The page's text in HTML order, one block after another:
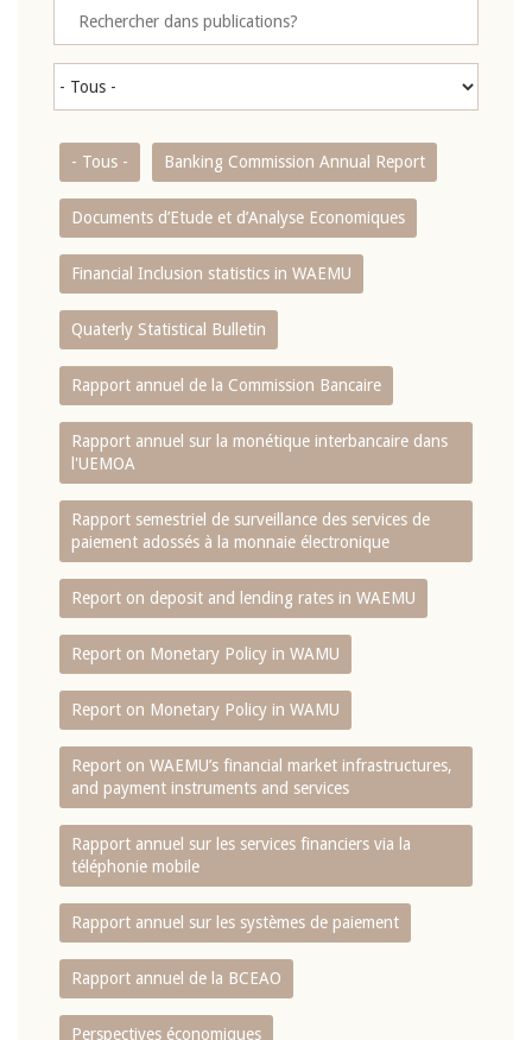
- Tous - Banking Commission Annual Report
Documents d’Etude et d’Analyse Economiques
Financial Inclusion statistics in WAEMU
Quaterly Statistical Bulletin
Rapport annuel de la Commission Bancaire
Rapport annuel sur la monétique interbancaire dans
l'UEMOA
Rapport semestriel de surveillance des services de
paiement adossés à la monnaie électronique
Report on deposit and lending rates in WAEMU
Report on Monetary Policy in WAMU
Report on Monetary Policy in WAMU
Report on WAEMU’s financial market infrastructures,
and payment instruments and services
Rapport annuel sur les services financiers via la
téléphonie mobile
Rapport annuel sur les systèmes de paiement
Rapport annuel de la BCEAO
Perspectives économiques